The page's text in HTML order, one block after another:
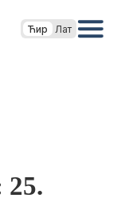
Ћир Лат
25.